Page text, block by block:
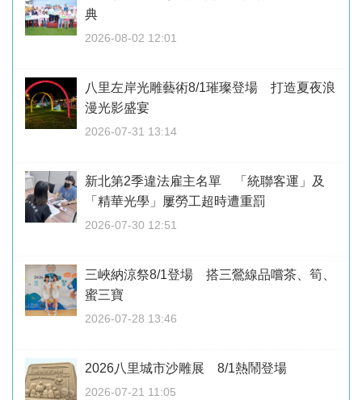
典
2026-08-02 12:01
八里左岸光雕藝術8/1璀璨登場 打造夏夜浪
漫光影盛宴
2026-07-31 13:14
新北第2季違法雇主名單 「統聯客運」及
「精華光學」屢勞工超時遭重罰
2026-07-30 12:51
三峽納涼祭8/1登場 搭三鶯線品嚐茶、筍、
蜜三寶
2026-07-28 13:46
2026八里城市沙雕展 8/1熱鬧登場
2026-07-21 11:05